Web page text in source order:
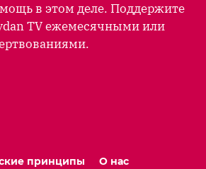
в этом деле. Поддержите
TV ежемесячными или
принципы
О нас